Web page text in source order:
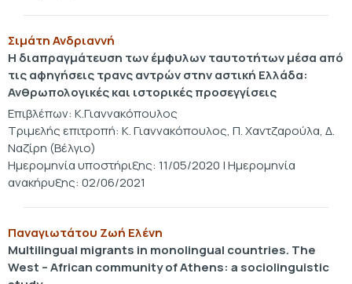
Σιμάτη Ανδριαννή
Η διαπραγμάτευση των έμφυλων ταυτοτήτων μέσα από
τις αφηγήσεις τρανς αντρών στην αστική Ελλάδα:
Ανθρωπολογικές και ιστορικές προσεγγίσεις
Επιβλέπων: Κ.Γιαννακόπουλος
Τριμελής επιτροπή: Κ. Γιαννακόπουλος, Π. Χαντζαρούλα, Δ.
Ναζίρη (Βέλγιο)
Ημερομηνία υποστήριξης: 11/05/2020 | Ημερομηνία
ανακήρυξης: 02/06/2021
Παναγιωτάτου Ζωή Ελένη
Multilingual migrants in monolingual countries. The
West – African community of Athens: a sociolinguistic